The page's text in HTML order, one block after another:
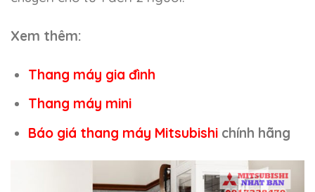
Xem thêm:
Thang máy gia đình
Thang máy mini
Báo giá thang máy Mitsubishichính hãng